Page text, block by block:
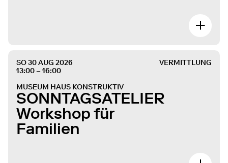
SO 30 AUG 2026
13:00 – 16:00
VERMITTLUNG
MUSEUM HAUS KONSTRUKTIV
SONNTAGSATELIER
Workshop für
Familien